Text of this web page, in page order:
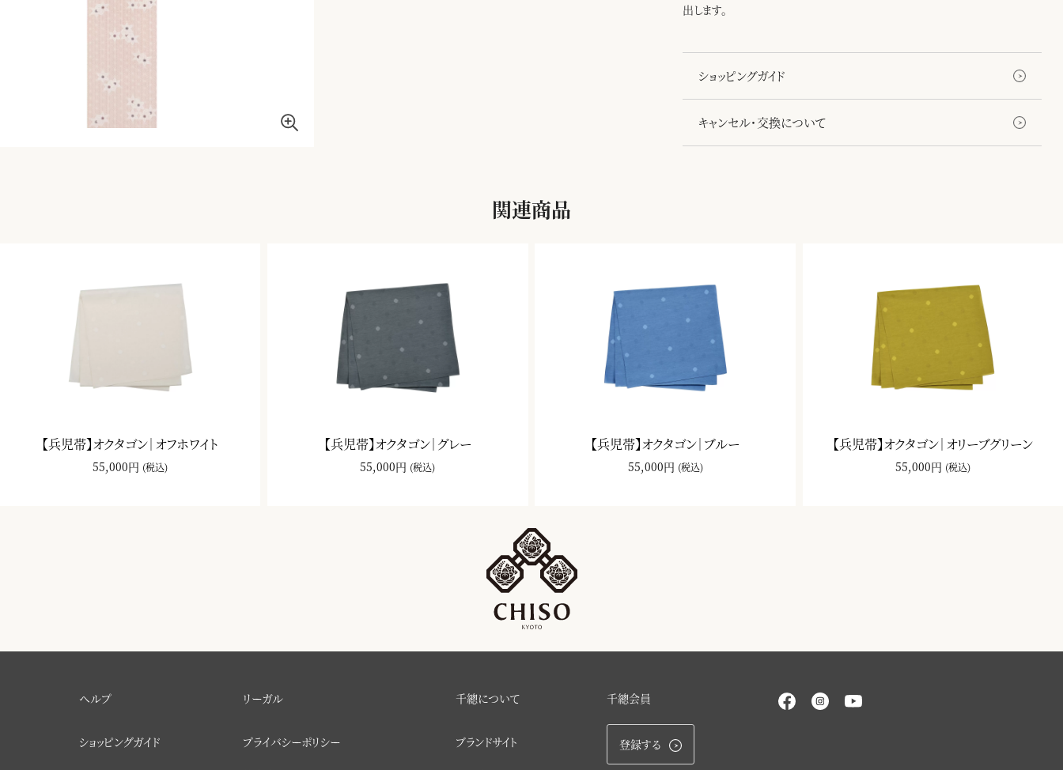
出します。
ショッピングガイド
キャンセル・交換について
関連商品
【兵児帯】オクタゴン｜オフホワイト
55,000円 (税込)
【兵児帯】オクタゴン｜グレー
55,000円 (税込)
【兵児帯】オクタゴン｜ブルー
55,000円 (税込)
【兵児帯】オクタゴン｜オリーブグリーン
55,000円 (税込)
ヘルプ
ショッピングガイド
リーガル
プライバシーポリシー
千總について
ブランドサイト
千總会員
登録する